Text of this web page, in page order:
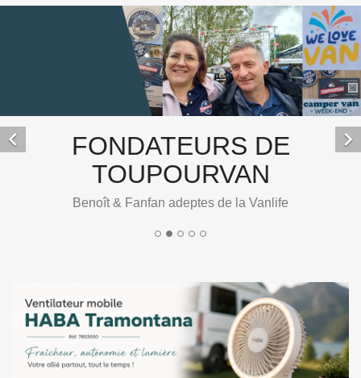
FONDATEURS DE
TOUPOURVAN
Benoît & Fanfan adeptes de la Vanlife
 